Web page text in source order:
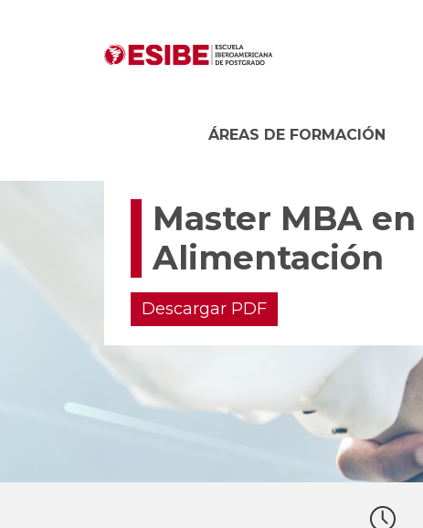
ÁREAS DE FORMACIÓN
Master MBA
Alimentación
Descargar PDF